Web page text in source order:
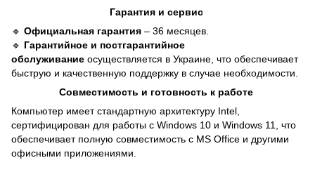
Гарантия и сервис
🔹 Официальная гарантия – 36 месяцев.
🔹 Гарантийное и постгарантийное
обслуживание осуществляется в Украине, что обеспечивает
быструю и качественную поддержку в случае необходимости.
Совместимость и готовность к работе
Компьютер имеет стандартную архитектуру Intel,
сертифицирован для работы с Windows 10 и Windows 11, что
обеспечивает полную совместимость с MS Office и другими
офисными приложениями.